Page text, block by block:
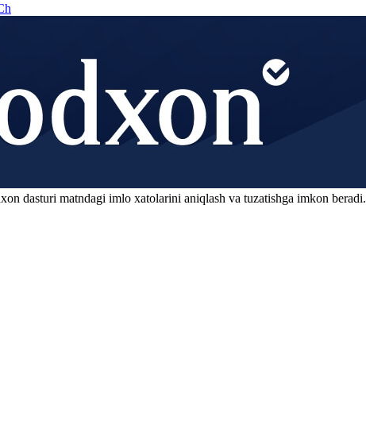
dasturi matndagi imlo xatolarini aniqlash va tuzatishga imkon beradi.